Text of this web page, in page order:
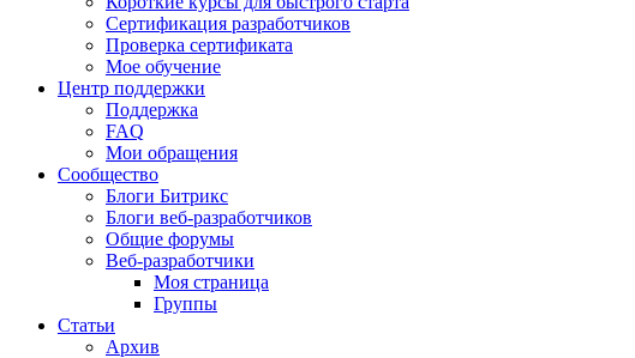
Сертификация разработчиков
Проверка сертификата
Мое обучение
Центр поддержки
Поддержка
FAQ
Мои обращения
Сообщество
Блоги Битрикс
Блоги веб-разработчиков
Общие форумы
Веб-разработчики
Моя страница
Группы
Статьи
Архив